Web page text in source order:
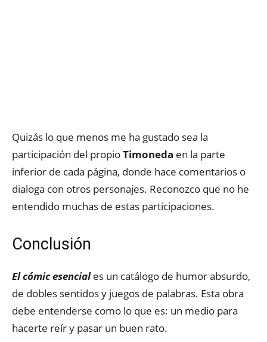
Quizás lo que menos me ha gustado sea la
participación del propioTimoneda en la parte
inferior de cada página, donde hace comentarios o
dialoga con otros personajes. Reconozco que no he
entendido muchas de estas participaciones.
Conclusión
El cómic esenciales un catálogo de humor absurdo,
de dobles sentidos y juegos de palabras. Esta obra
debe entenderse como lo que es: un medio para
hacerte reír y pasar un buen rato.